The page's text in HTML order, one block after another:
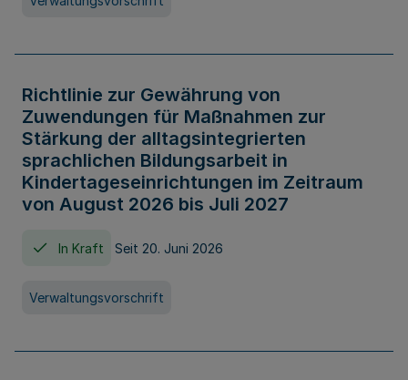
Richtlinie zur Gewährung von
Zuwendungen für Maßnahmen zur
Stärkung der alltagsintegrierten
sprachlichen Bildungsarbeit in
Kindertageseinrichtungen im Zeitraum
von August 2026 bis Juli 2027
In Kraft Seit 20. Juni 2026
Verwaltungsvorschrift